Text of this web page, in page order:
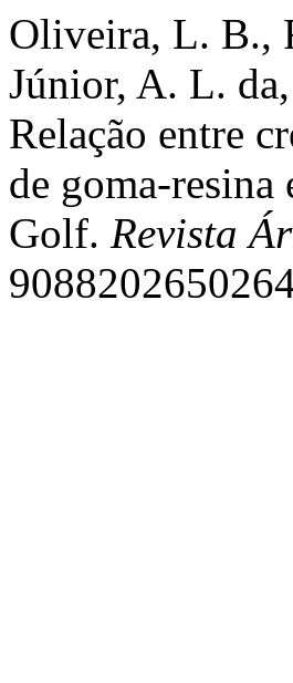
Oliveira, L. B.,
Júnior, A. L.
Relação entre
de goma-
Golf. Revista